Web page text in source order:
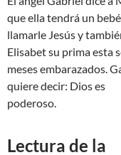
que ella tendrá un
llamarle Jesús y
Elisabet su prima esta
meses embarazados.
quiere decir: Dios es
poderoso.
Lectura de la